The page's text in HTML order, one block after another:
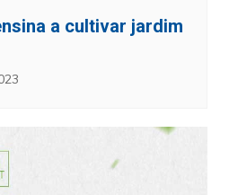
a cultivar jardim